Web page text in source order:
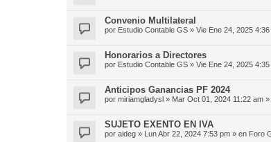
Convenio Multilateral
por Estudio Contable GS » Vie Ene 24, 2025 4:36
Honorarios a Directores
por Estudio Contable GS » Vie Ene 24, 2025 4:35
Anticipos Ganancias PF 2024
por miriamgladysl » Mar Oct 01, 2024 11:22 am »
SUJETO EXENTO EN IVA
por aideg » Lun Abr 22, 2024 7:53 pm » en Foro